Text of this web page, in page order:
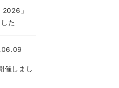
」
た
催しまし